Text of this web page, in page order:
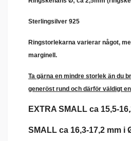
Sterlingsilver 925
Ringstorlekarna varierar något,
marginell.
Ta gärna en mindre storlek än du
generöst rund och därför väldigt
EXTRA SMALL ca 15,5-
SMALL ca 16,3-17,2 mm i